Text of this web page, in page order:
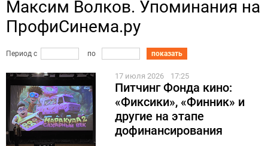
Максим Волков. Упоминания на
ПрофиСинема.ру
Период с по показать
17 июля 2026 17:25
Питчинг Фонда кино:
«Фиксики», «Финник» и
другие на этапе
дофинансирования